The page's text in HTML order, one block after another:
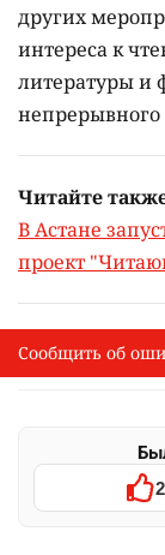
других
интереса к
литературы и
непрерывного
Читайте
В Астане
проект
I
Сообщить об
Выделите
Сообщить об